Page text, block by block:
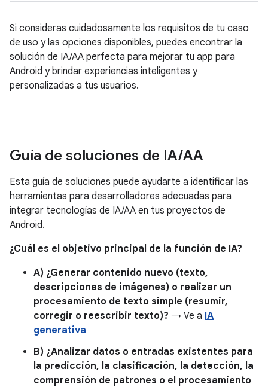
Si consideras cuidadosamente los requisitos de tu caso
de uso y las opciones disponibles, puedes encontrar la
solución de IA/AA perfecta para mejorar tu app para
Android y brindar experiencias inteligentes y
personalizadas a tus usuarios.
Guía de soluciones de IA/AA
Esta guía de soluciones puede ayudarte a identificar las
herramientas para desarrolladores adecuadas para
integrar tecnologías de IA/AA en tus proyectos de
Android.
¿Cuál es el objetivo principal de la función de IA?
A) ¿Generar contenido nuevo (texto,
descripciones de imágenes) o realizar un
procesamiento de texto simple (resumir,
corregir o reescribir texto)? → Ve a IA
generativa
B) ¿Analizar datos o entradas existentes para
la predicción, la clasificación, la detección, la
comprensión de patrones o el procesamiento